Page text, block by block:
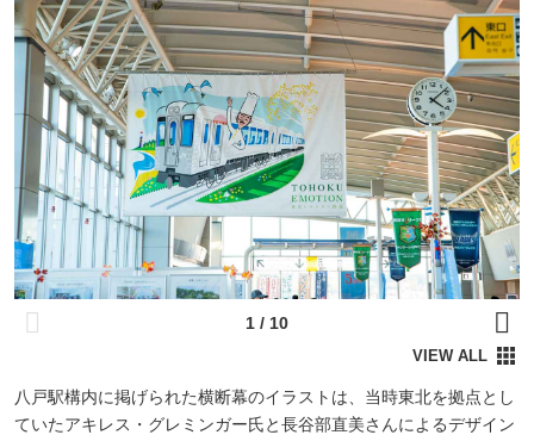
八戸駅構内に掲げられた横断幕のイラストは、当時東北を拠点とし
ていたアキレス・グレミンガー氏と長谷部直美さんによるデザイン